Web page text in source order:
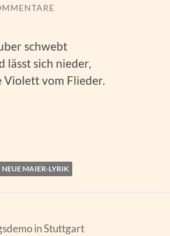
schwebt
lässt sich nieder,
Violett vom Flieder.
NEUE MAIER-LYRIK
in Stuttgart